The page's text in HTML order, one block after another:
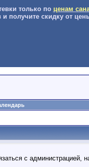
только по ценам
получите скидку от
с администрацией,